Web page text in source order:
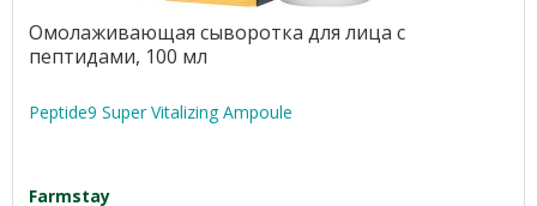
Омолаживающая сыворотка для лица с
пептидами, 100 мл
Peptide9 Super Vitalizing Ampoule
Farmstay